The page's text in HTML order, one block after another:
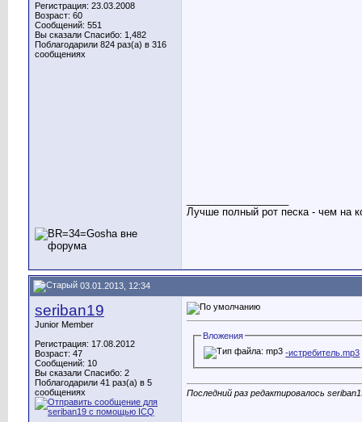
Регистрация: 23.03.2008
Возраст: 60
Сообщений: 551
Вы сказали Спасибо: 1,482
Поблагодарили 824 раз(а) в 316
сообщениях
Лучше полный рот песка - чем на
03.01.2013, 12:34
seriban19
Junior Member
Регистрация: 17.08.2012
Возраст: 47
Сообщений: 10
Вы сказали Спасибо: 2
Поблагодарили 41 раз(а) в 5
сообщениях
Вложения
-истребитель.mp3
Последний раз редактировалось